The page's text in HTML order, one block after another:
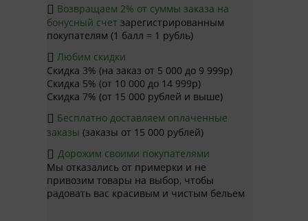
 Возвращаем 2% от суммы заказа на
бонусный счет зарегистрированным
покупателям (1 балл = 1 рубль)
 Любим скидки
Скидка 3% (на заказ от 5 000 до 9 999р)
Скидка 5% (от 10 000 до 14 999р)
Скидка 7% (от 15 000 рублей и выше)
 Бесплатно доставляем оплаченные
заказы (заказы от 15 000 рублей)
 Дорожим своими покупателями
Мы отказались от примерки и не
привозим товары на выбор, чтобы
радовать вас красивым и чистым бельем